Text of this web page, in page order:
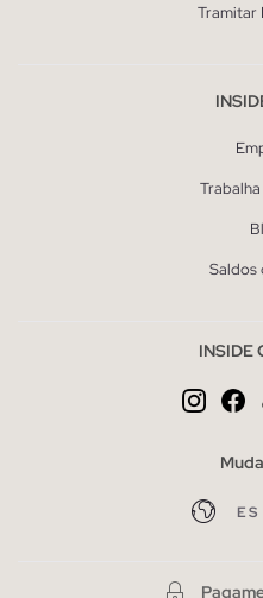
Tramitar
Saldos
INSIDE
ES